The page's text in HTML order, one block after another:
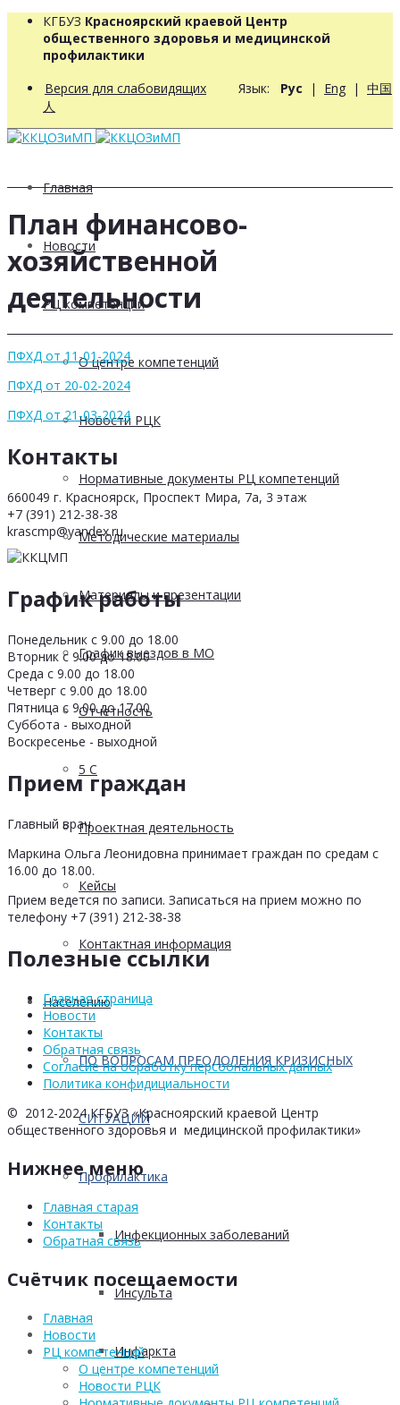
КГБУЗ Красноярский краевой Центр
общественного здоровья и медицинской
профилактики
Версия для слабовидящих Язык: Рус | Eng | 中国
人
Главная
Новости
РЦ компетенций
О центре компетенций
Новости РЦК
Нормативные документы РЦ компетенций
Методические материалы
Материалы и презентации
График выездов в МО
Отчетность
5 С
Проектная деятельность
Кейсы
Контактная информация
Населению
ПО ВОПРОСАМ ПРЕОДОЛЕНИЯ КРИЗИСНЫХ
СИТУАЦИЙ
Профилактика
Инфекционных заболеваний
Инсульта
Инфаркта
План финансово-
хозяйственной
деятельности
ПФХД от 11-01-2024
ПФХД от 20-02-2024
ПФХД от 21-03-2024
Контакты
660049 г. Красноярск, Проспект Мира, 7а, 3 этаж
+7 (391) 212-38-38
krascmp@yandex.ru
График работы
Понедельник с 9.00 до 18.00
Вторник с 9.00 до 18.00
Среда с 9.00 до 18.00
Четверг с 9.00 до 18.00
Пятница с 9.00 до 17.00
Суббота - выходной
Воскресенье - выходной
Прием граждан
Главный врач
Маркина Ольга Леонидовна принимает граждан по средам с
16.00 до 18.00.
Прием ведется по записи. Записаться на прием можно по
телефону +7 (391) 212-38-38
Полезные ссылки
Главная страница
Новости
Контакты
Обратная связь
Согласие на обработку персоональных данных
Политика конфидициальности
© 2012-2024 КГБУЗ «Красноярский краевой Центр
общественного здоровья и медицинской профилактики»
Нижнее меню
Главная старая
Контакты
Обратная связь
Счётчик посещаемости
Главная
Новости
РЦ компетенций
О центре компетенций
Новости РЦК